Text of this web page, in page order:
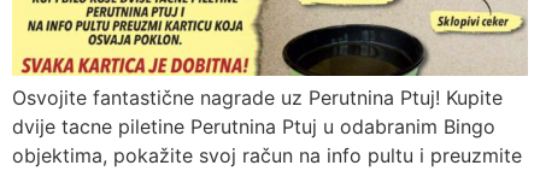
Osvojite fantastične nagrade uz Perutnina Ptuj! Kupite
dvije tacne piletine Perutnina Ptuj u odabranim Bingo
objektima, pokažite svoj račun na info pultu i preuzmite